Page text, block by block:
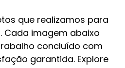
que realizamos para
Cada imagem abaixo
concluído com
garantida. Explore